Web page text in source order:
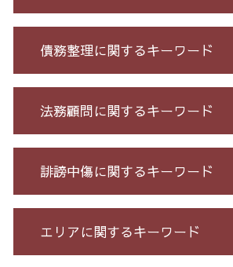
オレオレ 詐欺 警察
投資詐欺 回収
ネット 詐欺 被害
投資セミナー 怪しい
サクラ サイト 詐欺
詐欺 サクラ
お金 を 騙し 取 られ たら
詐欺 金銭トラブル
投資 詐欺
銀行 振込 詐欺
債務整理に関するキーワード
債務整理 期間 支払
個人再生 債務整理 メリット
借金 債務整理 ブラックリスト
個人 自己破産 デメリット
サラ金 過払い
個人再生 5年
借金 自己破産 解決
法務顧問に関するキーワード
企業法務 とは
顧問 弁護士 メリット
パワハラ 相談 解決
セクハラ パワハラ
誹謗中傷に関するキーワード
誹謗中傷 被害
誹謗中傷 罪
エリアに関するキーワード